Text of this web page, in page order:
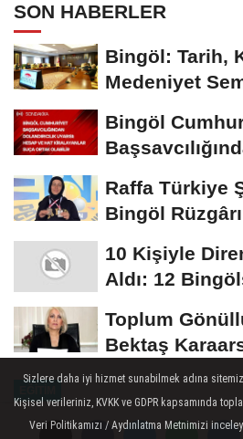
SON HABERLER
Bingöl: Tarih,
Medeniyet
Bingöl
Raffa Türkiye
Bingöl
10 Kişiyle
Aldı: 12
Toplum
Bektaş
İçin Deprem...
Yayınlanma: 09 Ağustos 2024 - 12:48
Güncelleme: 09 Ağustos 2024 - 12:51
Sizlere daha iyi hizmet sunabilmek adına
Kişisel verileriniz, KVKK ve GDPR kapsamında
Veri Politikamızı / Aydınlatma Metnimizi